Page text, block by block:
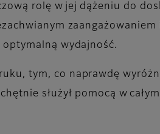
rolę w jej dążeniu do
wydajność.
tym, co naprawdę
służył pomocą w